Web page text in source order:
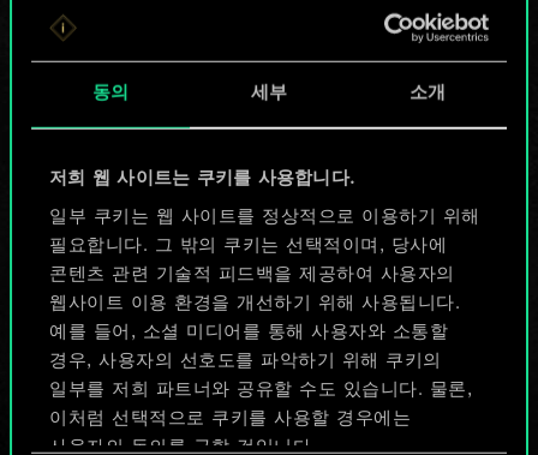
동의 세부 소개
저희 웹 사이트는 쿠키를 사용합니다.
일부 쿠키는 웹 사이트를 정상적으로 이용하기 위해
필요합니다. 그 밖의 쿠키는 선택적이며, 당사에
콘텐츠 관련 기술적 피드백을 제공하여 사용자의
웹사이트 이용 환경을 개선하기 위해 사용됩니다.
예를 들어, 소셜 미디어를 통해 사용자와 소통할
경우, 사용자의 선호도를 파악하기 위해 쿠키의
일부를 저희 파트너와 공유할 수도 있습니다. 물론,
이처럼 선택적으로 쿠키를 사용할 경우에는
사용자의 동의를 구할 것입니다.
카드들에 지나지
않지만
무궁무진한
가능성을 가지고
있습니다!
덱 이름 짓기 & 가이드 작성하기
덱 편집